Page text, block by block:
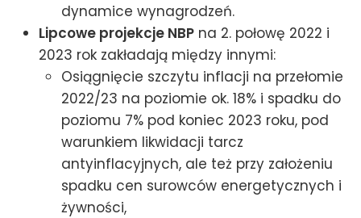
dynamice wynagrodzeń.
Lipcowe projekcje NBP na 2. połowę 2022 i
2023 rok zakładają między innymi:
Osiągnięcie szczytu inflacji na przełomie
2022/23 na poziomie ok. 18% i spadku do
poziomu 7% pod koniec 2023 roku, pod
warunkiem likwidacji tarcz
antyinflacyjnych, ale też przy założeniu
spadku cen surowców energetycznych i
żywności,